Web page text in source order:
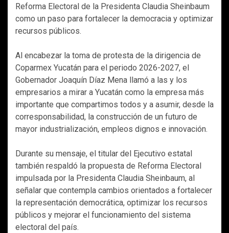
Reforma Electoral de la Presidenta Claudia Sheinbaum
como un paso para fortalecer la democracia y optimizar
recursos públicos.
Al encabezar la toma de protesta de la dirigencia de
Coparmex Yucatán para el periodo 2026-2027, el
Gobernador Joaquín Díaz Mena llamó a las y los
empresarios a mirar a Yucatán como la empresa más
importante que compartimos todos y a asumir, desde la
corresponsabilidad, la construcción de un futuro de
mayor industrialización, empleos dignos e innovación.
Durante su mensaje, el titular del Ejecutivo estatal
también respaldó la propuesta de Reforma Electoral
impulsada por la Presidenta Claudia Sheinbaum, al
señalar que contempla cambios orientados a fortalecer
la representación democrática, optimizar los recursos
públicos y mejorar el funcionamiento del sistema
electoral del país.